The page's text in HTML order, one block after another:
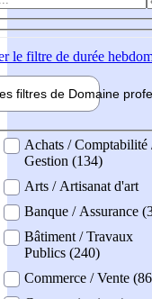
le filtre de durée
filtres de Domaine pro
professionel
Achats / Comptabilité
Gestion (134)
Arts / Artisanat d'art
Banque / Assurance
Bâtiment / Travaux
Publics (240)
Commerce / Vente